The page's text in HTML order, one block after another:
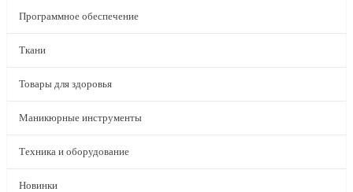
Программное обеспечение
Ткани
Товары для здоровья
Маникюрные инструменты
Техника и оборудование
Новинки